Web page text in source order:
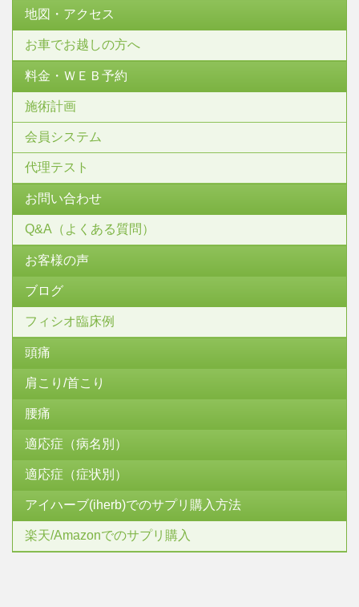
地図・アクセス
お車でお越しの方へ
料金・ＷＥＢ予約
施術計画
会員システム
代理テスト
お問い合わせ
Q&A（よくある質問）
お客様の声
ブログ
フィシオ臨床例
頭痛
肩こり/首こり
腰痛
適応症（病名別）
適応症（症状別）
アイハーブ(iherb)でのサプリ購入方法
楽天/Amazonでのサプリ購入